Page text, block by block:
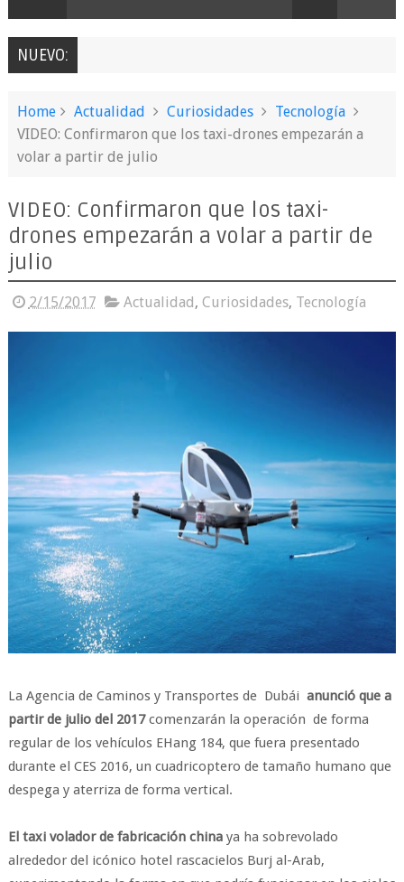
NUEVO:
Home Actualidad Curiosidades
Tecnología
VIDEO: Confirmaron que los taxi-drones empezarán a
volar a partir de julio
VIDEO: Confirmaron que los taxi-
drones empezarán a volar a partir de
julio
2/15/2017 Actualidad, Curiosidades, Tecnología
La Agencia de Caminos y Transportes de Dubái anunció que a
partir de julio del 2017comenzarán la operación de forma
regular de los vehículos EHang 184, que fuera presentado
durante el CES 2016, un cuadricoptero de tamaño humano que
despega y aterriza de forma vertical.
El taxi volador de fabricación china ya ha sobrevolado
alrededor del icónico hotel rascacielos Burj al-Arab,